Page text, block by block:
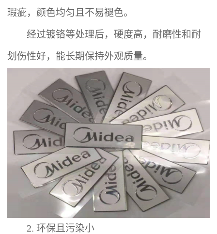
瑕疵，颜色均匀且不易褪色‌。
经过镀铬等处理后，硬度高，耐磨性和耐
划伤性好，能长期保持外观质量‌。
2. 环保且污染小